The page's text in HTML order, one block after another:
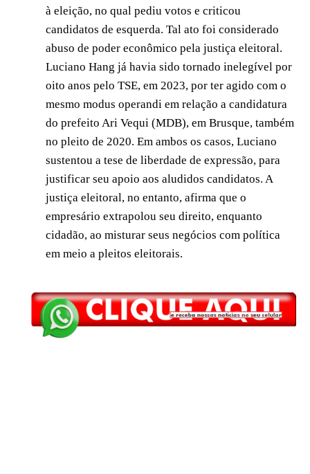
à eleição, no qual pediu votos e criticou
candidatos de esquerda. Tal ato foi considerado
abuso de poder econômico pela justiça eleitoral.
Luciano Hang já havia sido tornado inelegível por
oito anos pelo TSE, em 2023, por ter agido com o
mesmo modus operandi em relação a candidatura
do prefeito Ari Vequi (MDB), em Brusque, também
no pleito de 2020. Em ambos os casos, Luciano
sustentou a tese de liberdade de expressão, para
justificar seu apoio aos aludidos candidatos. A
justiça eleitoral, no entanto, afirma que o
empresário extrapolou seu direito, enquanto
cidadão, ao misturar seus negócios com política
em meio a pleitos eleitorais.